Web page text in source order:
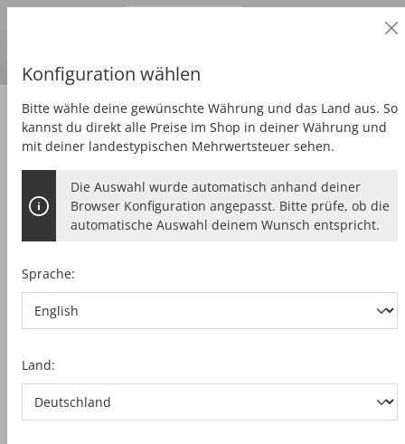
Sägen Handkreissäge bis 85 mm
HANDKREISSÄGE K 55 CC
Bildergalerie überspringen
Konfiguration wählen
Bitte wähle deine gewünschte Währung und das Land aus. So
kannst du direkt alle Preise im Shop in deiner Währung und
mit deiner landestypischen Mehrwertsteuer sehen.
Die Auswahl wurde automatisch anhand deiner
Browser Konfiguration angepasst. Bitte prüfe, ob die
automatische Auswahl deinem Wunsch entspricht.
Sprache:
Land: